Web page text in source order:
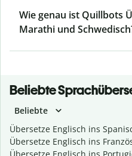
Wie genau ist Quillbots
Marathi und
Beliebte
Beliebte
Übersetze Englisch ins
Übersetze Englisch ins